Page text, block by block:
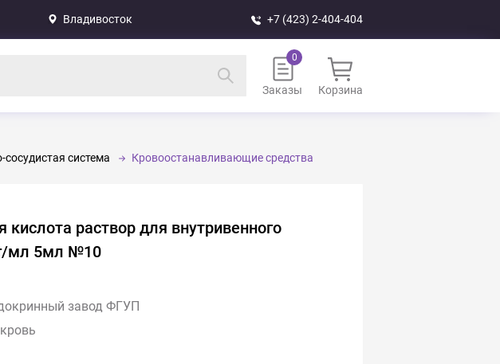
Владивосток +7 (423) 2-404-404
Заказы Корзина
сосудистая система Кровоостанавливающие средства
кислота раствор для внутривенного
мл 5мл №10
завод ФГУП